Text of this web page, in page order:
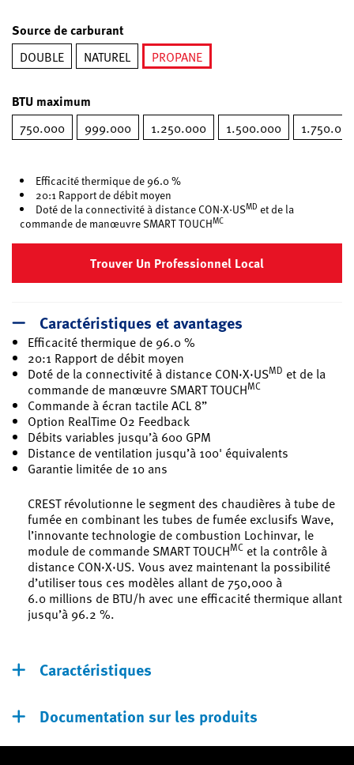
Source de carburant
DOUBLE NATUREL
PROPANE
BTU maximum
750.000 999.000 1.250.000 1.500.000
Efficacité thermique de 96.0 %
20:1 Rapport de débit moyen
Doté de la connectivité à distance CON·X·USMD et de la
commande de manœuvre SMART TOUCHMC
Trouver Un Professionnel Local
Caractéristiques et avantages
Efficacité thermique de 96.0 %
20:1 Rapport de débit moyen
Doté de la connectivité à distance CON·X·USMD et de la
commande de manœuvre SMART TOUCHMC
Commande à écran tactile ACL 8”
Option RealTime O2 Feedback
Débits variables jusqu’à 600 GPM
Distance de ventilation jusqu’à 100' équivalents
Garantie limitée de 10 ans
CREST révolutionne le segment des chaudières à tube de
fumée en combinant les tubes de fumée exclusifs Wave,
l’innovante technologie de combustion Lochinvar, le
module de commande SMART TOUCHMC et la contrôle à
distance CON·X·US. Vous avez maintenant la possibilité
d’utiliser tous ces modèles allant de 750,000 à
6.0 millions de BTU/h avec une efficacité thermique allant
jusqu’à 96.2 %.
Caractéristiques
Documentation sur les produits